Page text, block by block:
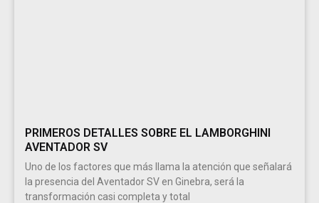
PRIMEROS DETALLES SOBRE EL LAMBORGHINI
AVENTADOR SV
Uno de los factores que más llama la atención que señalará
la presencia del Aventador SV en Ginebra, será la
transformación casi completa y total